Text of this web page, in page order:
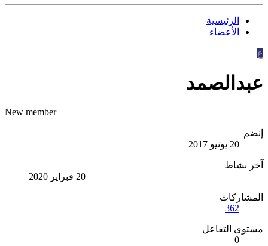
الرئيسية
الأعضاء
ع
عبدالصمد
New member
إنضم
20 يونيو 2017
آخر نشاط
20 فبراير 2020
المشاركات
362
مستوى التفاعل
0